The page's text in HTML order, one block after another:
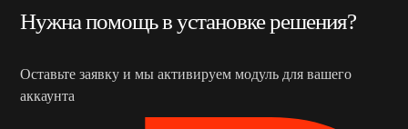
Нужна помощь в установке решения?
Оставьте заявку и мы активируем модуль для вашего
аккаунта